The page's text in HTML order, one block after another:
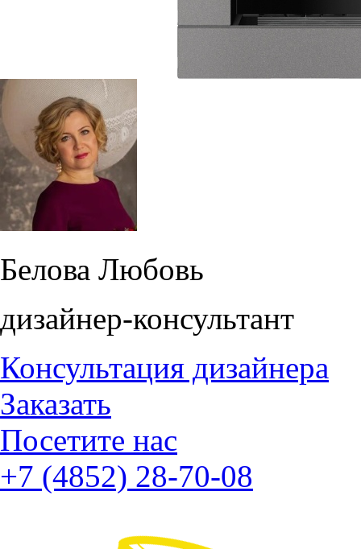
Белова Любовь
дизайнер-консультант
Консультация дизайнера
Заказать
Посетите нас
+7 (4852) 28-70-08